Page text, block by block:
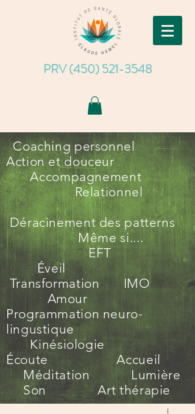
PRV (450) 521-3548
Coaching personnel
Action et douceur
Accompagnement
Relationnel
Déracinement des patterns
Même si....
EFT
Éveil
Transformation IMO
Amour
Programmation neuro-
lingustique
Kinésiologie
Écoute Accueil
Méditation Lumière
Son Art thérapie